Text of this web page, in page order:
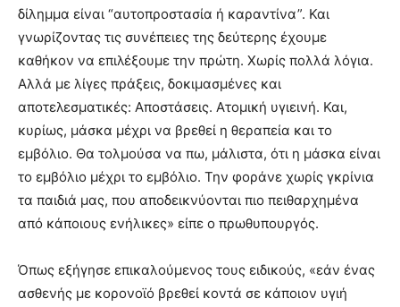
δίλημμα είναι “αυτοπροστασία ή καραντίνα”. Και
γνωρίζοντας τις συνέπειες της δεύτερης έχουμε
καθήκον να επιλέξουμε την πρώτη. Χωρίς πολλά λόγια.
Αλλά με λίγες πράξεις, δοκιμασμένες και
αποτελεσματικές: Αποστάσεις. Ατομική υγιεινή. Και,
κυρίως, μάσκα μέχρι να βρεθεί η θεραπεία και το
εμβόλιο. Θα τολμούσα να πω, μάλιστα, ότι η μάσκα είναι
το εμβόλιο μέχρι το εμβόλιο. Την φοράνε χωρίς γκρίνια
τα παιδιά μας, που αποδεικνύονται πιο πειθαρχημένα
από κάποιους ενήλικες» είπε ο πρωθυπουργός.
Όπως εξήγησε επικαλούμενος τους ειδικούς, «εάν ένας
ασθενής με κορονοϊό βρεθεί κοντά σε κάποιον υγιή